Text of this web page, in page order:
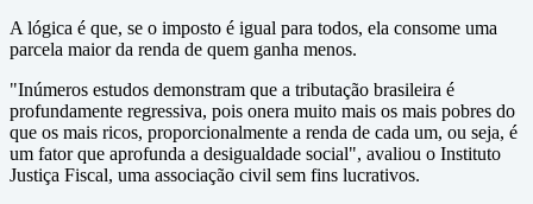
A lógica é que, se o imposto é igual para todos, ela consome uma
parcela maior da renda de quem ganha menos.
"Inúmeros estudos demonstram que a tributação brasileira é
profundamente regressiva, pois onera muito mais os mais pobres do
que os mais ricos, proporcionalmente a renda de cada um, ou seja, é
um fator que aprofunda a desigualdade social", avaliou o Instituto
Justiça Fiscal, uma associação civil sem fins lucrativos.